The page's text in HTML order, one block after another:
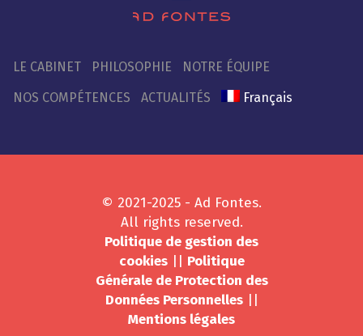
LE CABINET PHILOSOPHIE NOTRE ÉQUIPE
NOS COMPÉTENCES ACTUALITÉS Français
© 2021-2025 - Ad Fontes.
All rights reserved.
Politique de gestion des
cookies|| Politique
Générale de Protection des
Données Personnelles||
Mentions légales